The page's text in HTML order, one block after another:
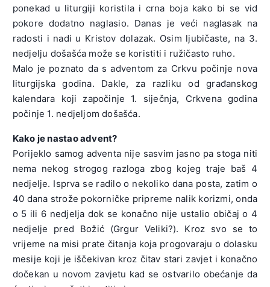
ponekad u liturgiji koristila i crna boja kako bi se vid
pokore dodatno naglasio. Danas je veći naglasak na
radosti i nadi u Kristov dolazak. Osim ljubičaste, na 3.
nedjelju došašća može se koristiti i ružičasto ruho.
Malo je poznato da s adventom za Crkvu počinje nova
liturgijska godina. Dakle, za razliku od građanskog
kalendara koji započinje 1. siječnja, Crkvena godina
počinje 1. nedjeljom došašća.
Kako je nastao advent?
Porijeklo samog adventa nije sasvim jasno pa stoga niti
nema nekog strogog razloga zbog kojeg traje baš 4
nedjelje. Isprva se radilo o nekoliko dana posta, zatim o
40 dana strože pokorničke pripreme nalik korizmi, onda
o 5 ili 6 nedjelja dok se konačno nije ustalio običaj o 4
nedjelje pred Božić (Grgur Veliki?). Kroz svo se to
vrijeme na misi prate čitanja koja progovaraju o dolasku
mesije koji je iščekivan kroz čitav stari zavjet i konačno
dočekan u novom zavjetu kad se ostvarilo obećanje da